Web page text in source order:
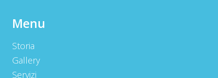
Menu
Storia
Gallery
Servizi